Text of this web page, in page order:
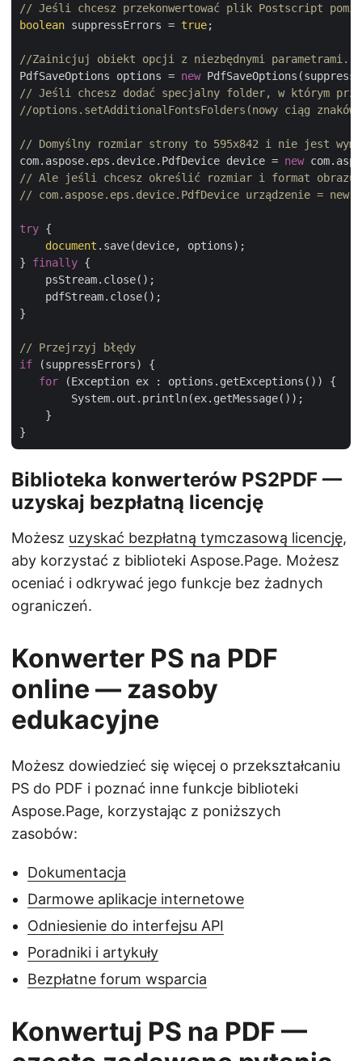
// Jeśli chcesz przekonwertować plik Postscript
boolean suppressErrors = true;
//Zainicjuj obiekt opcji z niezbędnymi parametrami.
PdfSaveOptions options = new
// Jeśli chcesz dodać specjalny folder, w którym
//options.setAdditionalFontsFolders(nowy ciąg znaków
// Domyślny rozmiar strony to 595x842 i nie jest
com.aspose.eps.device.PdfDevice device = new
// Ale jeśli chcesz określić rozmiar i format
// com.aspose.eps.device.PdfDevice urządzenie = new
try {
document .save(device, options);
} finally {
    psStream.close();
    pdfStream.close();
}
// Przejrzyj błędy
if (suppressErrors) {
for (Exception ex : options.getExceptions()) {
        System.out.println(ex.getMessage());
    }
Biblioteka konwerterów PS2PDF —
uzyskaj bezpłatną licencję
Możesz uzyskać bezpłatną tymczasową licencję,
aby korzystać z biblioteki Aspose.Page. Możesz
oceniać i odkrywać jego funkcje bez żadnych
ograniczeń.
Konwerter PS na PDF
online — zasoby
edukacyjne
Możesz dowiedzieć się więcej o przekształcaniu
PS do PDF i poznać inne funkcje biblioteki
Aspose.Page, korzystając z poniższych
zasobów:
Dokumentacja
Darmowe aplikacje internetowe
Odniesienie do interfejsu API
Poradniki i artykuły
Bezpłatne forum wsparcia
Konwertuj PS na PDF —